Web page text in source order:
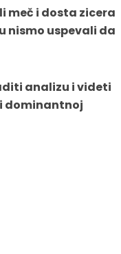
meč i dosta zicera
nismo uspevali da
analizu i videti
dominantnoj